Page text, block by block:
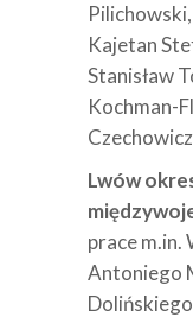
Kajetan
Stanisław
Kochman-
Lwów
prace m.in.
Antoniego